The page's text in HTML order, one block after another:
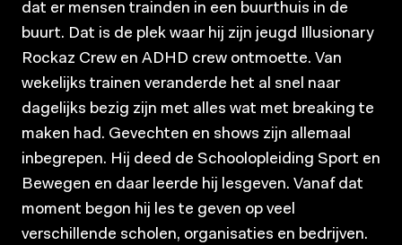
dat er mensen trainden in een buurthuis in de
buurt. Dat is de plek waar hij zijn jeugd Illusionary
Rockaz Crew en ADHD crew ontmoette. Van
wekelijks trainen veranderde het al snel naar
dagelijks bezig zijn met alles wat met breaking te
maken had. Gevechten en shows zijn allemaal
inbegrepen. Hij deed de Schoolopleiding Sport en
Bewegen en daar leerde hij lesgeven. Vanaf dat
moment begon hij les te geven op veel
verschillende scholen, organisaties en bedrijven.